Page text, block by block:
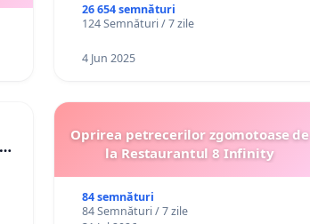
26 654 semnături
124 Semnături / 7 zile
4 Jun 2025
Oprirea petrecerilor zgomotoase de
la Restaurantul 8 Infinity
84 semnături
84 Semnături / 7 zile